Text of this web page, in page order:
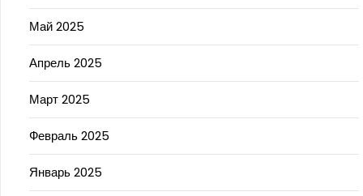
Май 2025
Апрель 2025
Март 2025
Февраль 2025
Январь 2025